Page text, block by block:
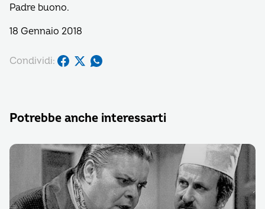
Padre buono.
18 Gennaio 2018
Condividi:
Potrebbe anche interessarti